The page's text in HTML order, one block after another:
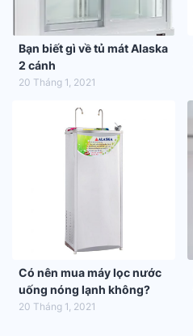
Bạn biết gì về tủ mát Alaska
2 cánh
20 Tháng 1, 2021
Có nên mua máy lọc nước
uống nóng lạnh không?
20 Tháng 1, 2021